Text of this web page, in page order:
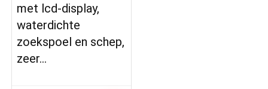
met lcd-display,
waterdichte
zoekspoel en schep,
zeer…